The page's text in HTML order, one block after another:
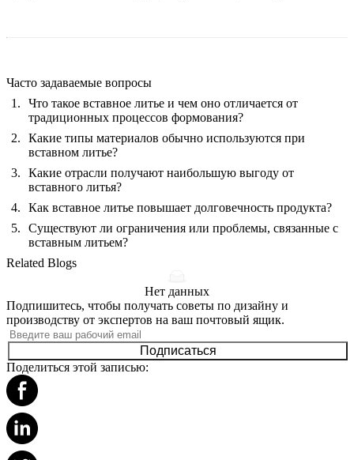
Часто задаваемые вопросы
Что такое вставное литье и чем оно отличается от
традиционных процессов формования?
Какие типы материалов обычно используются при
вставном литье?
Какие отрасли получают наибольшую выгоду от
вставного литья?
Как вставное литье повышает долговечность продукта?
Существуют ли ограничения или проблемы, связанные с
вставным литьем?
Related Blogs
Нет данных
Подпишитесь, чтобы получать советы по дизайну и
производству от экспертов на ваш почтовый ящик.
Подписаться
Поделиться этой записью: